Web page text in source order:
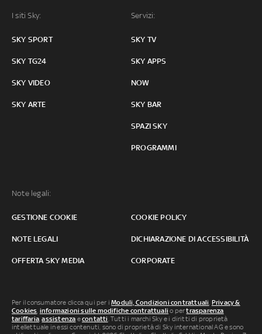
I siti Sky:
SKY SPORT
SKY TG24
SKY VIDEO
SKY ARTE
Servizi:
SKY TV
SKY APPS
NOW
SKY BAR
SPAZI SKY
PROGRAMMI
Note legali:
GESTIONE COOKIE COOKIE POLICY
NOTE LEGALI DICHIARAZIONE DI ACCESSIBILITÀ
OFFERTA SKY MEDIA CORPORATE
Per il consumatore clicca qui per iModuli, Condizioni contrattuali, Privacy &
Cookies, informazioni sulle modifiche contrattuali o pertrasparenza
tariffaria,assistenza econtatti. Tutti i marchi Sky e i diritti di proprietà
intellettuale in essi contenuti, sono di proprietà di Sky international AG e sono